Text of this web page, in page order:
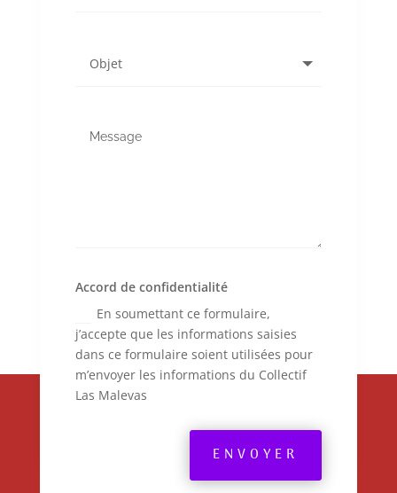
Accord de confidentialité
En soumettant ce formulaire,
j’accepte que les informations saisies
dans ce formulaire soient utilisées pour
m’envoyer les informations du Collectif
Las Malevas
ENVOYER